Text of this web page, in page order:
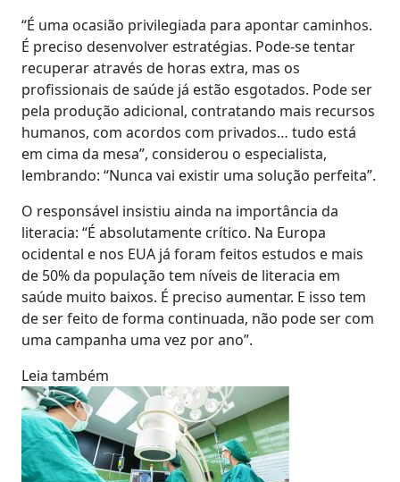
“É uma ocasião privilegiada para apontar caminhos.
É preciso desenvolver estratégias. Pode-se tentar
recuperar através de horas extra, mas os
profissionais de saúde já estão esgotados. Pode ser
pela produção adicional, contratando mais recursos
humanos, com acordos com privados… tudo está
em cima da mesa”, considerou o especialista,
lembrando: “Nunca vai existir uma solução perfeita”.
O responsável insistiu ainda na importância da
literacia: “É absolutamente crítico. Na Europa
ocidental e nos EUA já foram feitos estudos e mais
de 50% da população tem níveis de literacia em
saúde muito baixos. É preciso aumentar. E isso tem
de ser feito de forma continuada, não pode ser com
uma campanha uma vez por ano”.
Leia também